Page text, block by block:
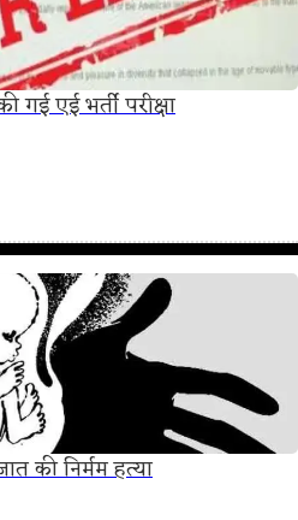
गई एई भर्ती परीक्षा
की निर्मम हत्या